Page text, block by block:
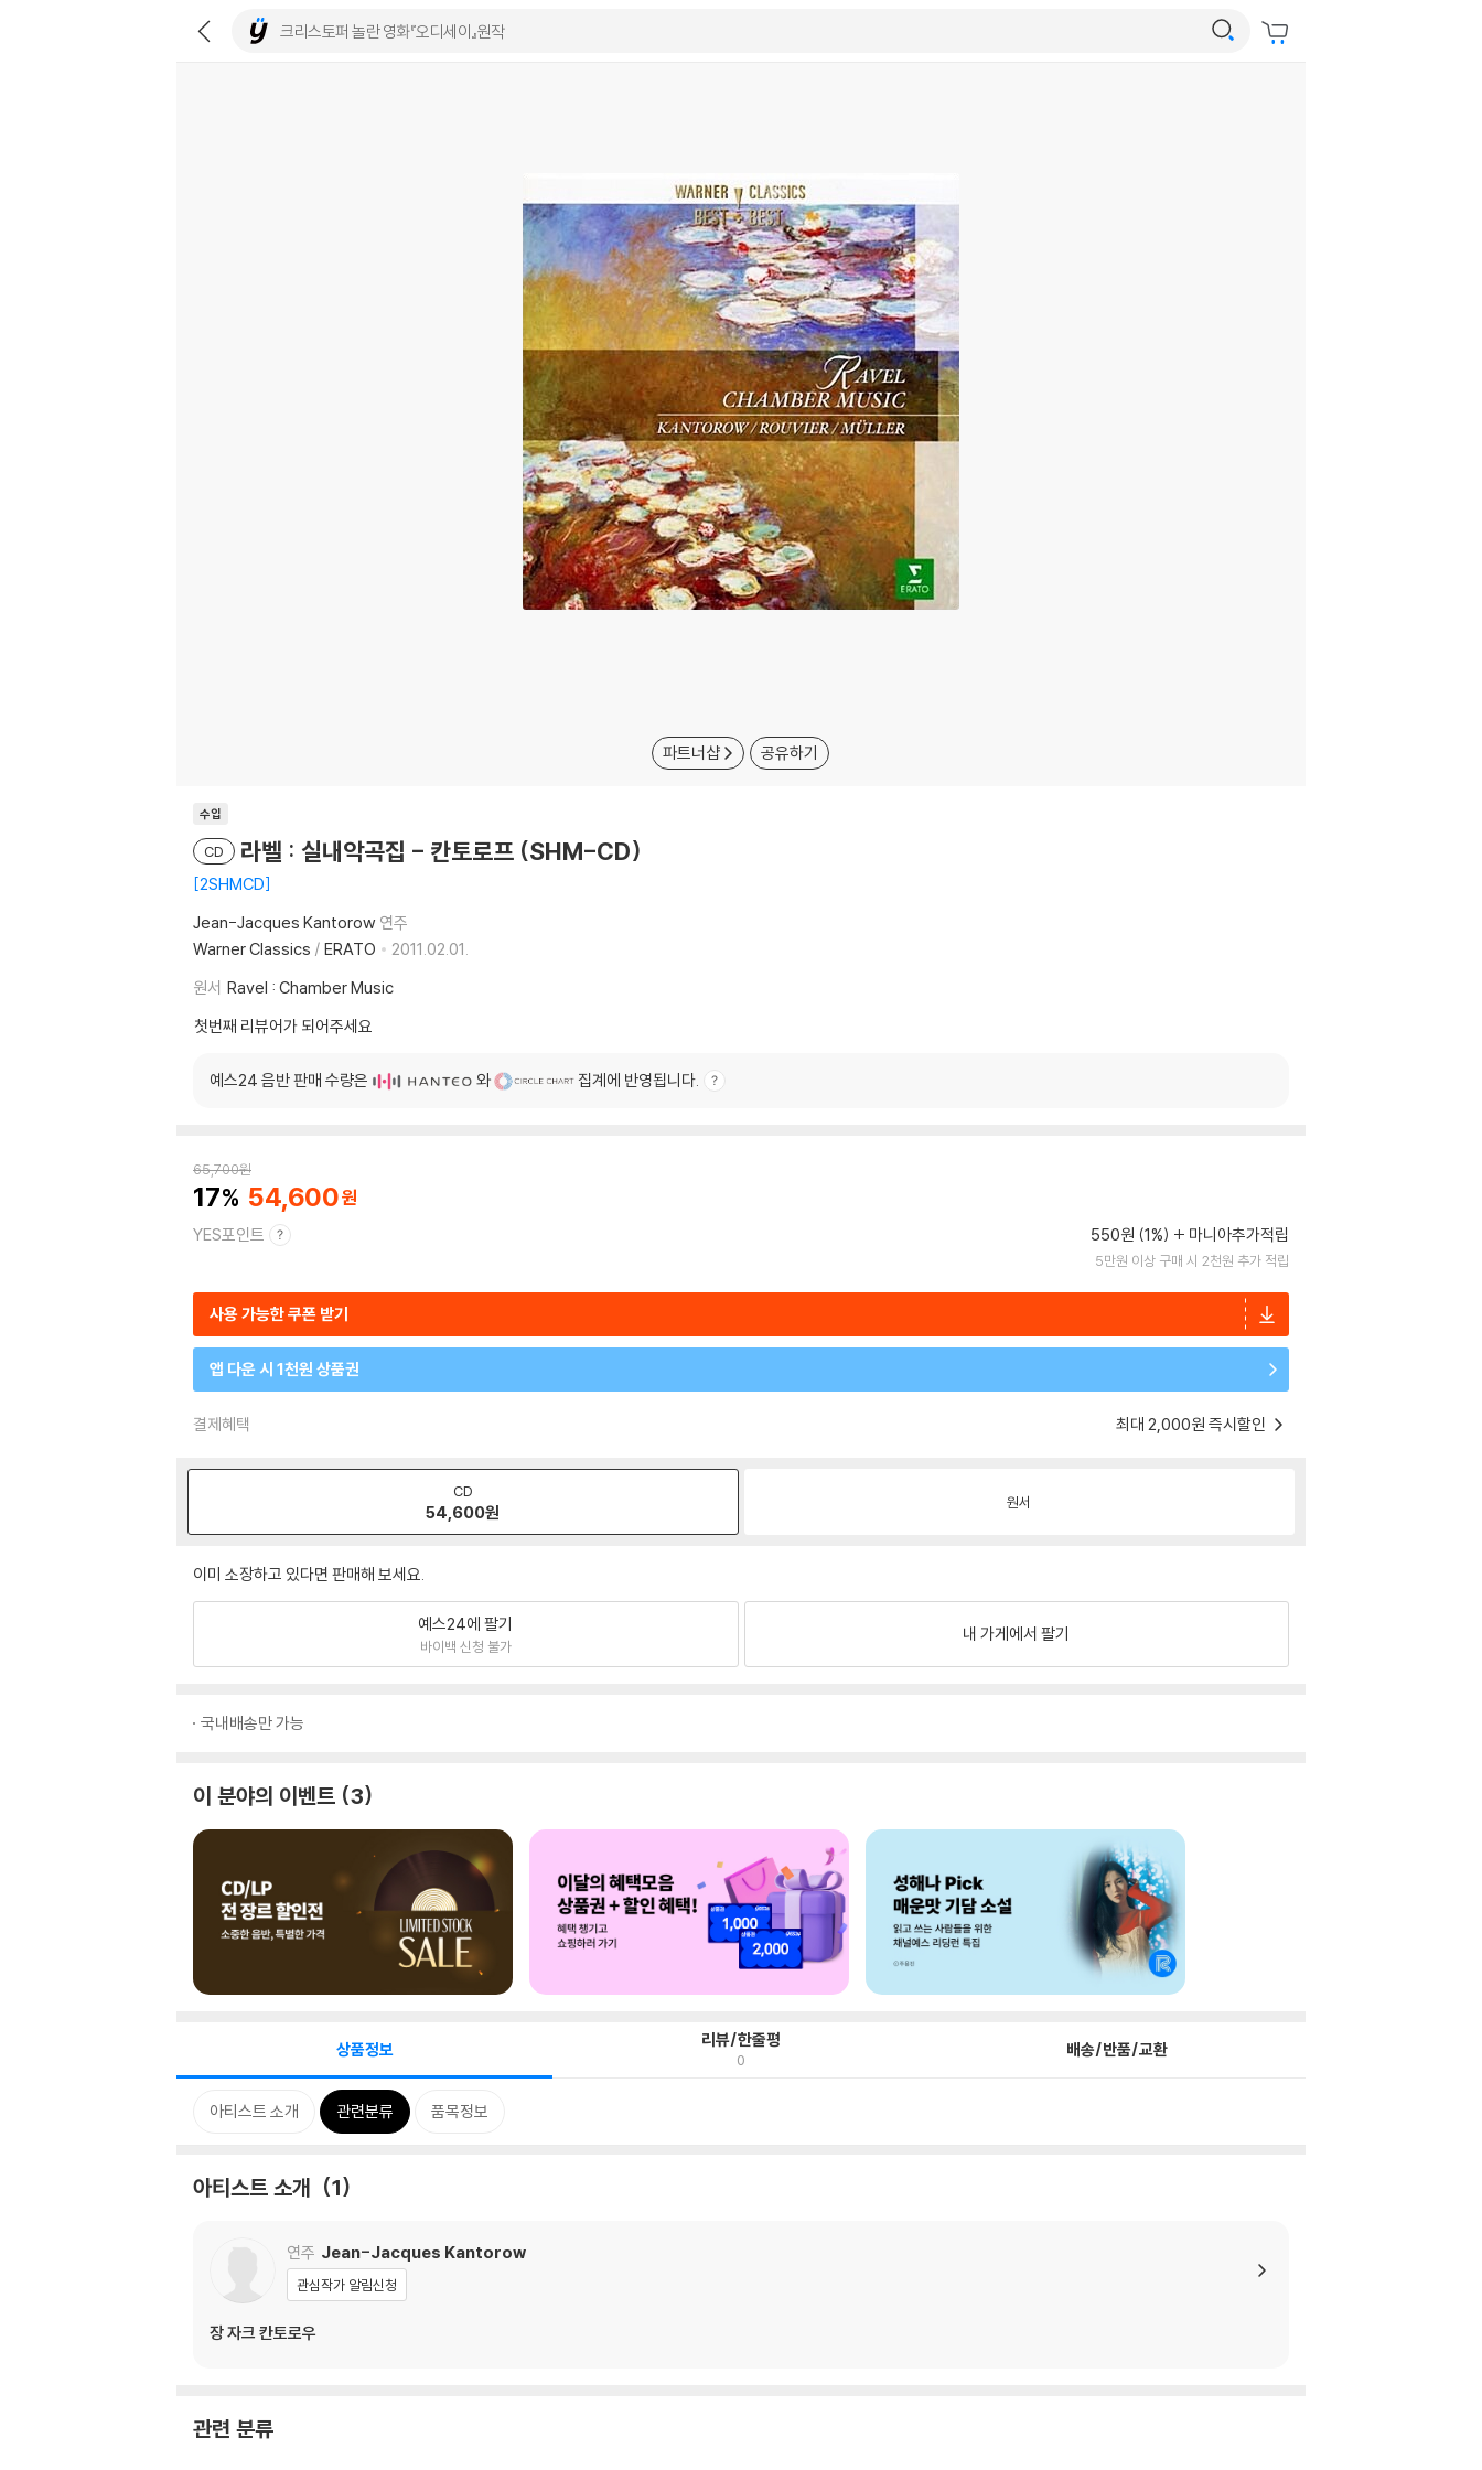
파트너샵 공유하기
수입
CD 라벨 : 실내악곡집 - 칸토로프 (SHM-CD)
2SHMCD
Jean-Jacques Kantorow 연주
Warner Classics / ERATO
2011.02.01.
원서 Ravel : Chamber Music
첫번째 리뷰어가 되어주세요
예스24 음반 판매 수량은 와 집계에 반영됩니다.
65,700원
17 54,600
YES포인트 550원 (1%) 마니아추가적립
5만원 이상 구매 시 2천원 추가 적립
사용 가능한 쿠폰 받기
앱 다운 시 1천원 상품권
결제혜택 최대 2,000원 즉시할인
CD
54,600원 원서
이미 소장하고 있다면 판매해 보세요.
예스24에 팔기
바이백 신청 불가
내 가게에서 팔기
국내배송만 가능
이 분야의 이벤트 3
상품정보 리뷰/한줄평
0 배송/반품/교환
아티스트 소개 관련분류 품목정보
아티스트 소개 1
연주 Jean-Jacques Kantorow
관심작가 알림신청
장 자크 칸토로우
관련 분류